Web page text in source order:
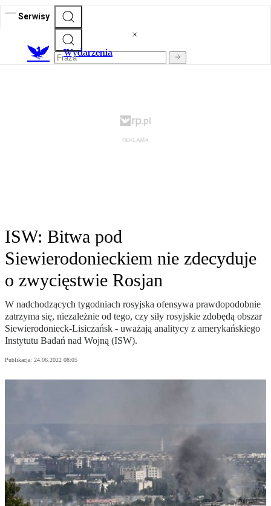
Serwisy
Wydarzenia
ISW: Bitwa pod
Siewierodonieckiem nie zdecyduje
o zwycięstwie Rosjan
W nadchodzących tygodniach rosyjska ofensywa prawdopodobnie
zatrzyma się, niezależnie od tego, czy siły rosyjskie zdobędą obszar
Siewierodonieck-Lisiczańsk - uważają analitycy z amerykańskiego
Instytutu Badań nad Wojną (ISW).
Publikacja: 24.06.2022 08:05